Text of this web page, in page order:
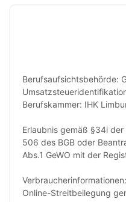
Berufsaufsichtsbehörde:
Berufskammer: IHK
Erlaubnis gemäß §34i
506 des BGB oder
Abs.1 GeWO mit der
Verbraucherinformationen:
Online-Streitbeilegung